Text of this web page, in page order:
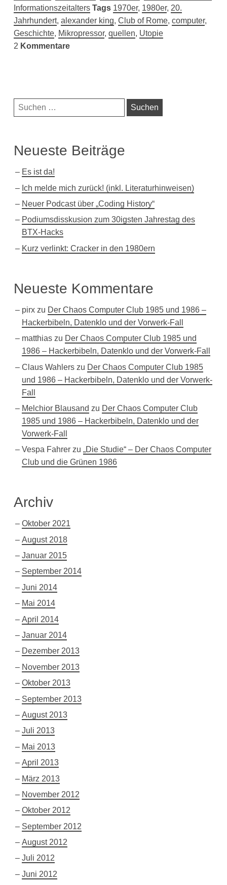
Informationszeitalters Tags 1970er, 1980er, 20.
Jahrhundert, alexander king, Club of Rome, computer,
Geschichte, Mikropressor, quellen, Utopie
2 Kommentare
Navigationsleiste
Suchen
nach:
Neueste Beiträge
Es ist da!
Ich melde mich zurück! (inkl. Literaturhinweisen)
Neuer Podcast über „Coding History“
Podiumsdisskusion zum 30igsten Jahrestag des
BTX-Hacks
Kurz verlinkt: Cracker in den 1980ern
Neueste Kommentare
pirxzu Der Chaos Computer Club 1985 und 1986 –
Hackerbibeln, Datenklo und der Vorwerk-Fall
matthiaszu Der Chaos Computer Club 1985 und
1986 – Hackerbibeln, Datenklo und der Vorwerk-Fall
Claus Wahlerszu Der Chaos Computer Club 1985
und 1986 – Hackerbibeln, Datenklo und der Vorwerk-
Fall
Melchior Blausand zu Der Chaos Computer Club
1985 und 1986 – Hackerbibeln, Datenklo und der
Vorwerk-Fall
Vespa Fahrerzu „Die Studie“ – Der Chaos Computer
Club und die Grünen 1986
Archiv
Oktober 2021
August 2018
Januar 2015
September 2014
Juni 2014
Mai 2014
April 2014
Januar 2014
Dezember 2013
November 2013
Oktober 2013
September 2013
August 2013
Juli 2013
Mai 2013
April 2013
März 2013
November 2012
Oktober 2012
September 2012
August 2012
Juli 2012
Juni 2012